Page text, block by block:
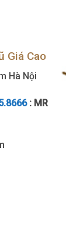
Giá Cao
Hà Nội
: MR